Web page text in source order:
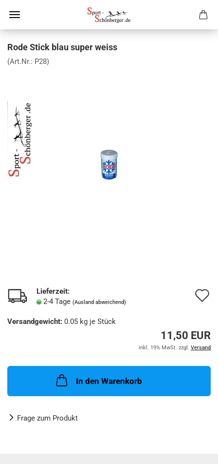
Rode Stick blau super weiss
(Art.Nr.: P28)
Lieferzeit:
2-4 Tage (Ausland abweichend)
Versandgewicht: 0.05 kg je Stück
11,50 EUR
inkl. 19% MwSt. zzgl. Versand
In den Warenkorb
Frage zum Produkt